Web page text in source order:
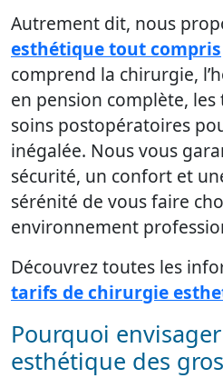
Autrement dit, nous
esthétique tout compris
comprend la chirurgie,
en pension complète,
soins postopératoires
inégalée. Nous vous
sécurité, un confort et
sérénité de vous faire
environnement
Découvrez toutes les
tarifs de chirurgie
Pourquoi
esthétique des